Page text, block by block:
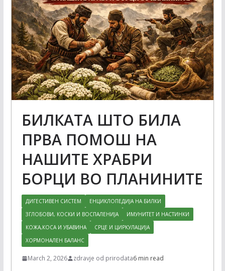
БИЛКАТА ШТО БИЛА
ПРВА ПОМОШ НА
НАШИТЕ ХРАБРИ
БОРЦИ ВО ПЛАНИНИТЕ
ДИГЕСТИВЕН СИСТЕМ
ЕНЦИКЛОПЕДИЈА НА БИЛКИ
ЗГЛОБОВИ, КОСКИ И ВОСПАЛЕНИЈА
ИМУНИТЕТ И НАСТИНКИ
КОЖА,КОСА И УБАВИНА
СРЦЕ И ЦИРКУЛАЦИЈА
ХОРМОНАЛЕН БАЛАНС
March 2, 2026 zdravje od prirodata6 min read